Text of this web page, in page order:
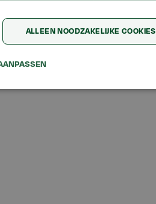
ALLEEN NOODZAKELIJKE COOKIES